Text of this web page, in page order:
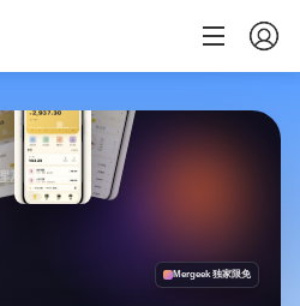
支持多方式记账、预算管理及消费复盘，可本地保存
Mergeek 独家限免